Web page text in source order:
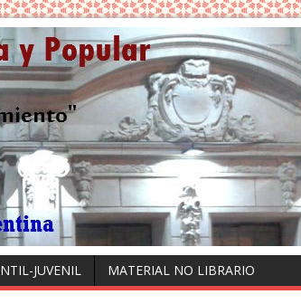
JUVENIL MATERIAL NO LIBRARIO